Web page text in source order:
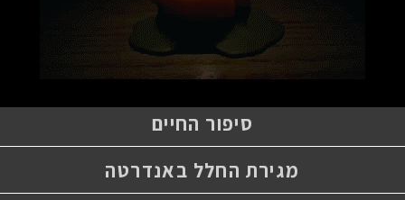
סיפור החיים
מגירת החלל באנדרטה